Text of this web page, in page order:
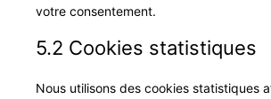
votre consentement.
5.2 Cookies statistiques
Nous utilisons des cookies statistiques